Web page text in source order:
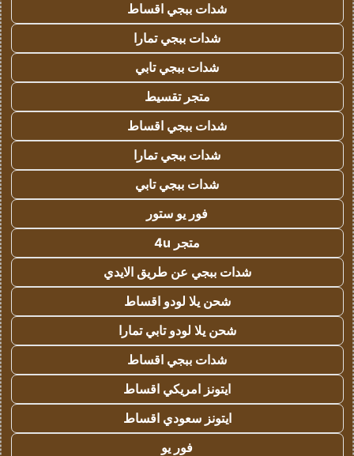
شدات ببجي اقساط
شدات ببجي تمارا
شدات ببجي تابي
متجر تقسيط
شدات ببجي اقساط
شدات ببجي تمارا
شدات ببجي تابي
فور يو ستور
متجر 4u
شدات ببجي عن طريق الايدي
شحن يلا لودو اقساط
شحن يلا لودو تابي تمارا
شدات ببجي اقساط
ايتونز امريكي اقساط
ايتونز سعودي اقساط
فور يو